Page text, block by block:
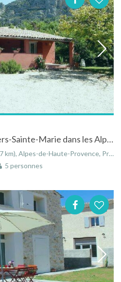
Gîte "Villasol" à Moustiers-Sainte-Marie dans les Alpes de Haute Provence dans parc naturel
Provence, Provence-Alpes-Côte d'Azur, France
5 personnes